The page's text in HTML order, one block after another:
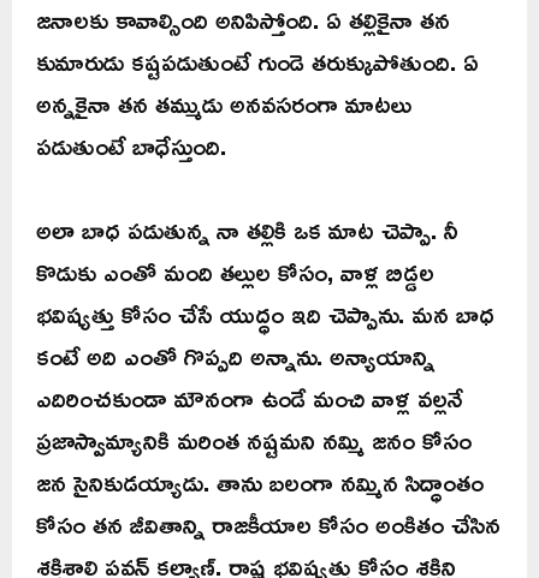
జనాలకు కావాల్సింది అనిపిస్తోంది. ఏ తల్లికైనా తన
కుమారుడు కష్టపడుతుంటే గుండె తరుక్కుపోతుంది. ఏ
అన్నకైనా తన తమ్ముడు అనవసరంగా మాటలు
పడుతుంటే బాధేస్తుంది.
అలా బాధ పడుతున్న నా తల్లికి ఒక మాట చెప్పా. నీ
కొడుకు ఎంతో మంది తల్లుల కోసం, వాళ్ల బిడ్డల
భవిష్యత్తు కోసం చేసే యుద్ధం ఇది చెప్పాను. మన బాధ
కంటే అది ఎంతో గొప్పది అన్నాను. అన్యాయాన్ని
ఎదిరించకుండా మౌనంగా ఉండే మంచి వాళ్ల వల్లనే
ప్రజాస్వామ్యానికి మరింత నష్టమని నమ్మి జనం కోసం
జన సైనికుడయ్యాడు. తాను బలంగా నమ్మిన సిద్ధాంతం
కోసం తన జీవితాన్ని రాజకీయాల కోసం అంకితం చేసిన
శక్తిశాలి పవన్ కల్యాణ్. రాష్ట్ర భవిష్యత్తు కోసం శక్తిని